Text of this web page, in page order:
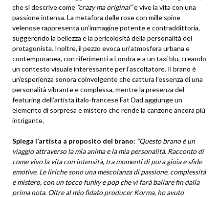
che si descrive come “crazy ma original”e vive la vita con una
passione intensa. La metafora delle rose con mille spine
velenose rappresenta un’immagine potente e contraddittoria,
suggerendo la bellezza e la pericolosità della personalità del
protagonista. Inoltre, il pezzo evoca un’atmosfera urbana e
contemporanea, con riferimenti a Londra e a un taxi blu, creando
un contesto visuale interessante per l’ascoltatore. Il brano è
un’esperienza sonora coinvolgente che cattura l’essenza di una
personalità vibrante e complessa, mentre la presenza del
featuring dell’artista italo-francese Fat Dad aggiunge un
elemento di sorpresa e mistero che rende la canzone ancora più
intrigante.
Spiega l’artista a proposito del brano: “Questo brano è un
viaggio attraverso la mia anima e la mia personalità. Racconto di
come vivo la vita con intensità, tra momenti di pura gioia e sfide
emotive. Le liriche sono una mescolanza di passione, complessità
e mistero, con un tocco funky e pop che vi farà ballare fin dalla
prima nota. Oltre al mio fidato producer Korma, ho avuto